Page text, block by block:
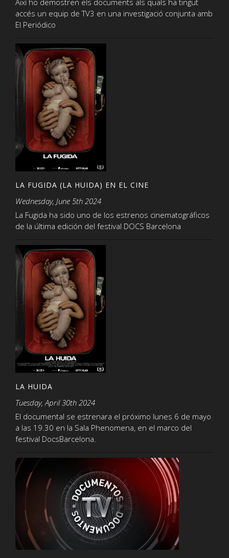
Així ho demostren els documents als quals ha tingut
accés un equip de TV3 en una investigació conjunta amb
El Periódico
LA FUGIDA (LA HUIDA) EN EL CINE
Wednesday, June 5th 2024
La Fugida ha sido uno de los estrenos cinematográficos
de la última edición del festival DOCS Barcelona
LA HUIDA
Tuesday, April 30th 2024
El documental se estrenara el próximo lunes 6 de mayo
a las 19.30 en la Sala Phenomena, en el marco del
festival DocsBarcelona.